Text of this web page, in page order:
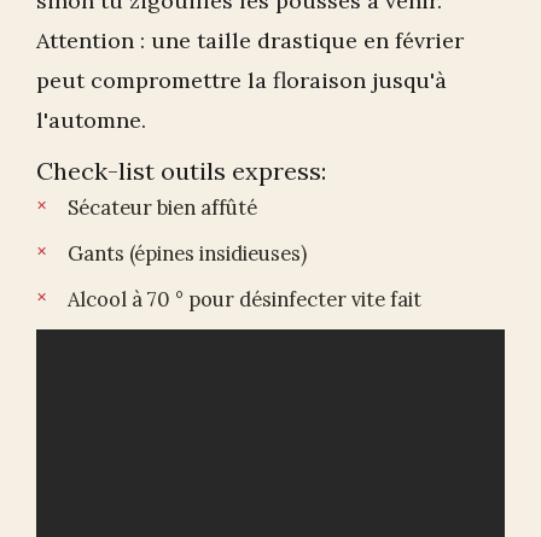
Attention : une taille drastique en février
peut compromettre la floraison jusqu'à
l'automne.
Check-list outils express:
Sécateur bien affûté
Gants (épines insidieuses)
Alcool à 70 ° pour désinfecter vite fait